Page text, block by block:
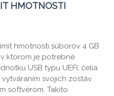
HMOTNOSTI
hmotnosti súborov 4 GB
v ktorom je potrebné
USB typu UEFI, čelia
svojich zostáv
softvérom. Takíto